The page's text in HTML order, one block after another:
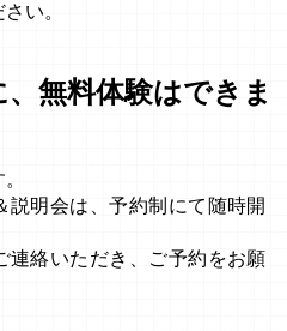
い。
無料体験はできま
説明会は、予約制にて随時開
連絡いただき、ご予約をお願